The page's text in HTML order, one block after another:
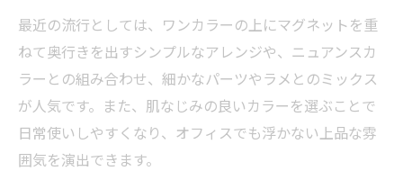
法
シーン別マグネットネイルアレンジのコツ
初心者でもできるマグネットネイル簡単ア
最近の流行としては、ワンカラーの上にマグネットを重
ねて奥行きを出すシンプルなアレンジや、ニュアンスカ
ラーとの組み合わせ、細かなパーツやラメとのミックス
が人気です。また、肌なじみの良いカラーを選ぶことで
日常使いしやすくなり、オフィスでも浮かない上品な雰
囲気を演出できます。